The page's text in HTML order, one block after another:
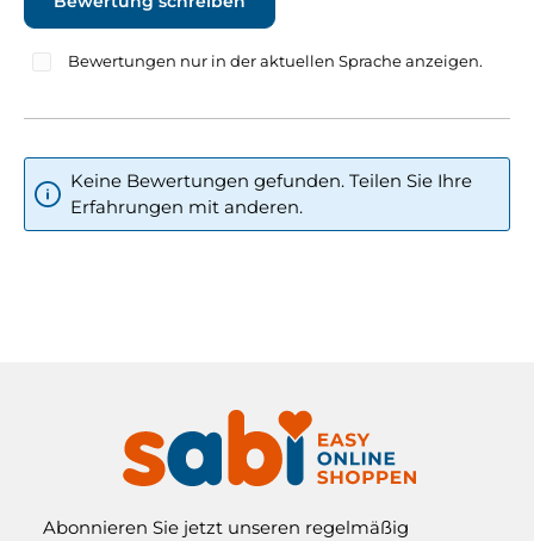
Bewertungen nur in der aktuellen Sprache anzeigen.
Keine Bewertungen gefunden. Teilen Sie Ihre
Erfahrungen mit anderen.
Abonnieren Sie jetzt unseren regelmäßig